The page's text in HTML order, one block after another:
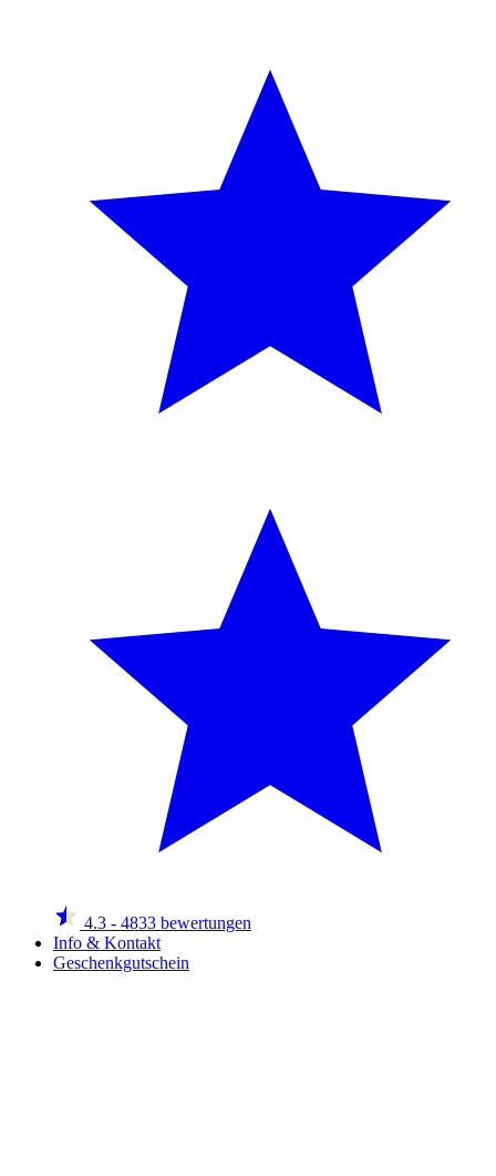
4.3 - 4833 bewertungen
Info & Kontakt
Geschenkgutschein